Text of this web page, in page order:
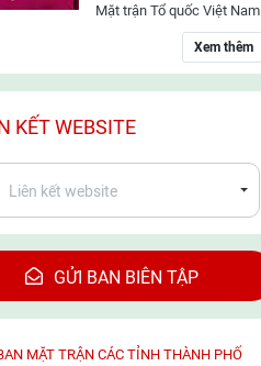
Mặt trận Tổ quốc Việt Nam
Xem thêm
KẾT WEBSITE
GỬI BAN BIÊN TẬP
MẶT TRẬN CÁC TỈNH THÀNH PHỐ